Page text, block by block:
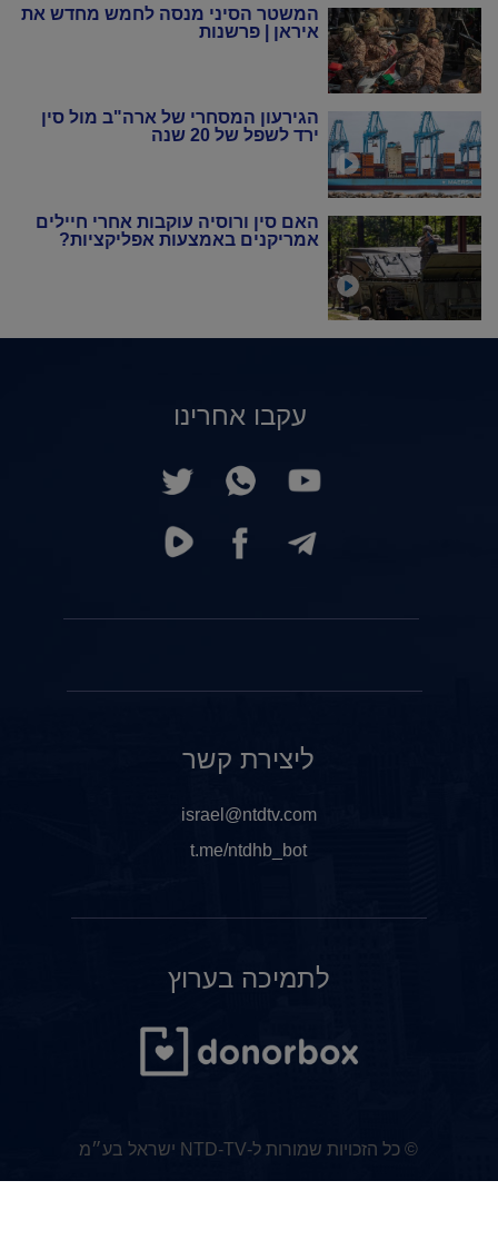
המשטר הסיני מנסה לחמש מחדש את
איראן | פרשנות
הגירעון המסחרי של ארה"ב מול סין
ירד לשפל של 20 שנה
האם סין ורוסיה עוקבות אחרי חיילים
אמריקנים באמצעות אפליקציות?
עקבו אחרינו
לתמיכה בערוץ
ליצירת קשר
israel@ntdtv.com
t.me/ntdhb_bot
© כל הזכויות שמורות ל-NTD-TV ישראל בע״מ